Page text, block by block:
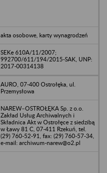
akta osobowe, karty wynagrodzeń
SEKe 610A/11/2007;
992700/611/194/2015-SAK, UNP:
2017-00314138
AURO, 07-400 Ostrołęka, ul.
Przemysłowa
NAREW–OSTROŁĘKA Sp. z o.o.
Zakład Usług Archiwalnych i
Składnica Akt w Ostrołęce z siedzibą
w Ławy 81 C, 07-411 Rzekuń, tel.
(29) 760-52-91, fax: (29) 760-57-34,
e-mail: archiwum-narew@o2.pl